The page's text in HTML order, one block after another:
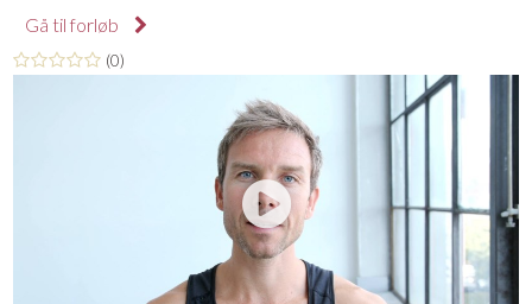
Gå til forløb
(0)